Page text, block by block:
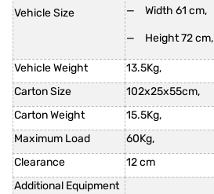
Vehicle Size Width 61 cm,
Height 72 cm,
Vehicle Weight
13.5Kg,
Carton Size
102x25x55cm,
Carton Weight
15.5Kg,
Maximum Load
60Kg,
Clearance
12 cm
Additional Equipment